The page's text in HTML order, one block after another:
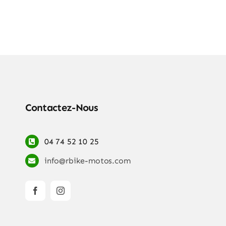
Contactez-Nous
04 74 52 10 25
info@rbike-motos.com